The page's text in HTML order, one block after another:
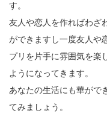
す。
友人や恋人を作ればわざ
ができますし一度友人や
プリを片手に雰囲気を楽
ようになってきます。
あなたの生活にも華がで
てみましょう。